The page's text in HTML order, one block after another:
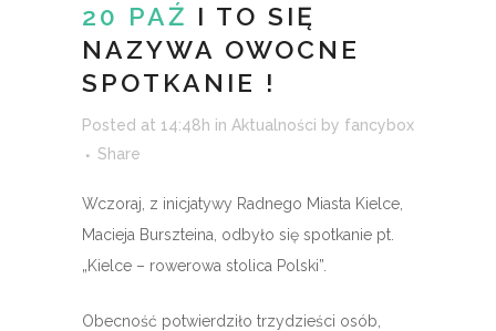
20 PAŹ I TO SIĘ
NAZYWA OWOCNE
SPOTKANIE !
Posted at 14:48h in Aktualności by fancybox
Share
Wczoraj, z inicjatywy Radnego Miasta Kielce,
Macieja Burszteina, odbyło się spotkanie pt.
„Kielce – rowerowa stolica Polski”.
Obecność potwierdziło trzydzieści osób,